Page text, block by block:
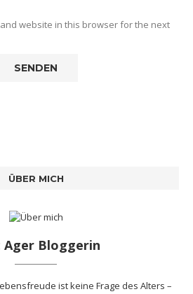
website in this browser for the next
ÜBER MICH
Ager Bloggerin
ist keine Frage des Alters –